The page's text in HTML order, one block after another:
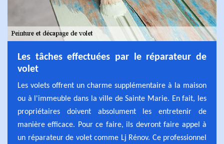
Les tâches effectuées par le réparateur de
volet
Les volets offrent un charme supplémentaire à la maison
ou à l'immeuble dans la ville de Sainte Marie. En fait, les
propriétaires doivent absolument les entretenir de
manière efficace. Pour ce faire, ils devront faire appel à
un réparateur de volet comme Lj Rénov. Ce professionnel